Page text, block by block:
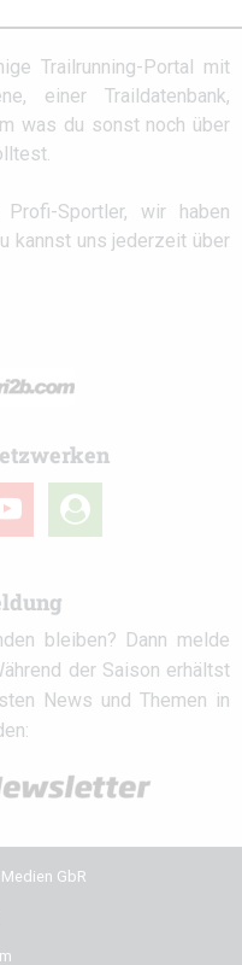
Trailrunning-Portal mit
einer Traildatenbank,
was du sonst noch über
Sportler, wir haben
kannst uns jederzeit über
user-
circle
bleiben? Dann melde
der Saison erhältst
News und Themen in
GbR